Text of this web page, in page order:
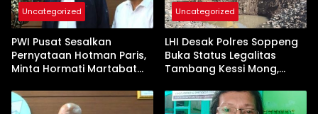
Uncategorized
PWI Pusat Sesalkan
Pernyataan Hotman Paris,
Minta Hormati Martabat
Kemerdekaan Pers
Uncategorized
LHI Desak Polres Soppeng
Buka Status Legalitas
Tambang Kessi Mong,